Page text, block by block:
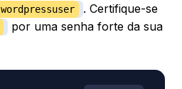
wordpressuser
. Certifique-se
por uma senha forte da sua